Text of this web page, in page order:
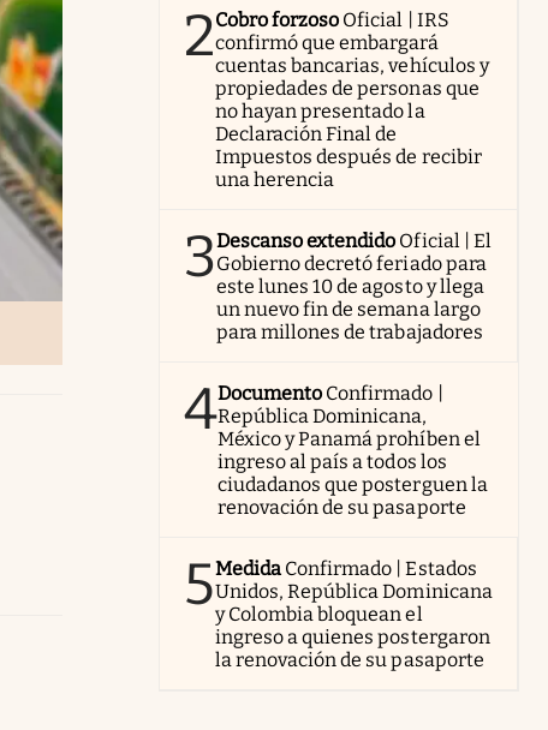
2Cobro forzoso Oficial | IRS
confirmó que embargará
cuentas bancarias, vehículos y
propiedades de personas que
no hayan presentado la
Declaración Final de
Impuestos después de recibir
una herencia
3Descanso extendido Oficial | El
Gobierno decretó feriado para
este lunes 10 de agosto y llega
un nuevo fin de semana largo
para millones de trabajadores
4Documento Confirmado |
República Dominicana,
México y Panamá prohíben el
ingreso al país a todos los
ciudadanos que posterguen la
renovación de su pasaporte
5Medida Confirmado | Estados
Unidos, República Dominicana
y Colombia bloquean el
ingreso a quienes postergaron
la renovación de su pasaporte